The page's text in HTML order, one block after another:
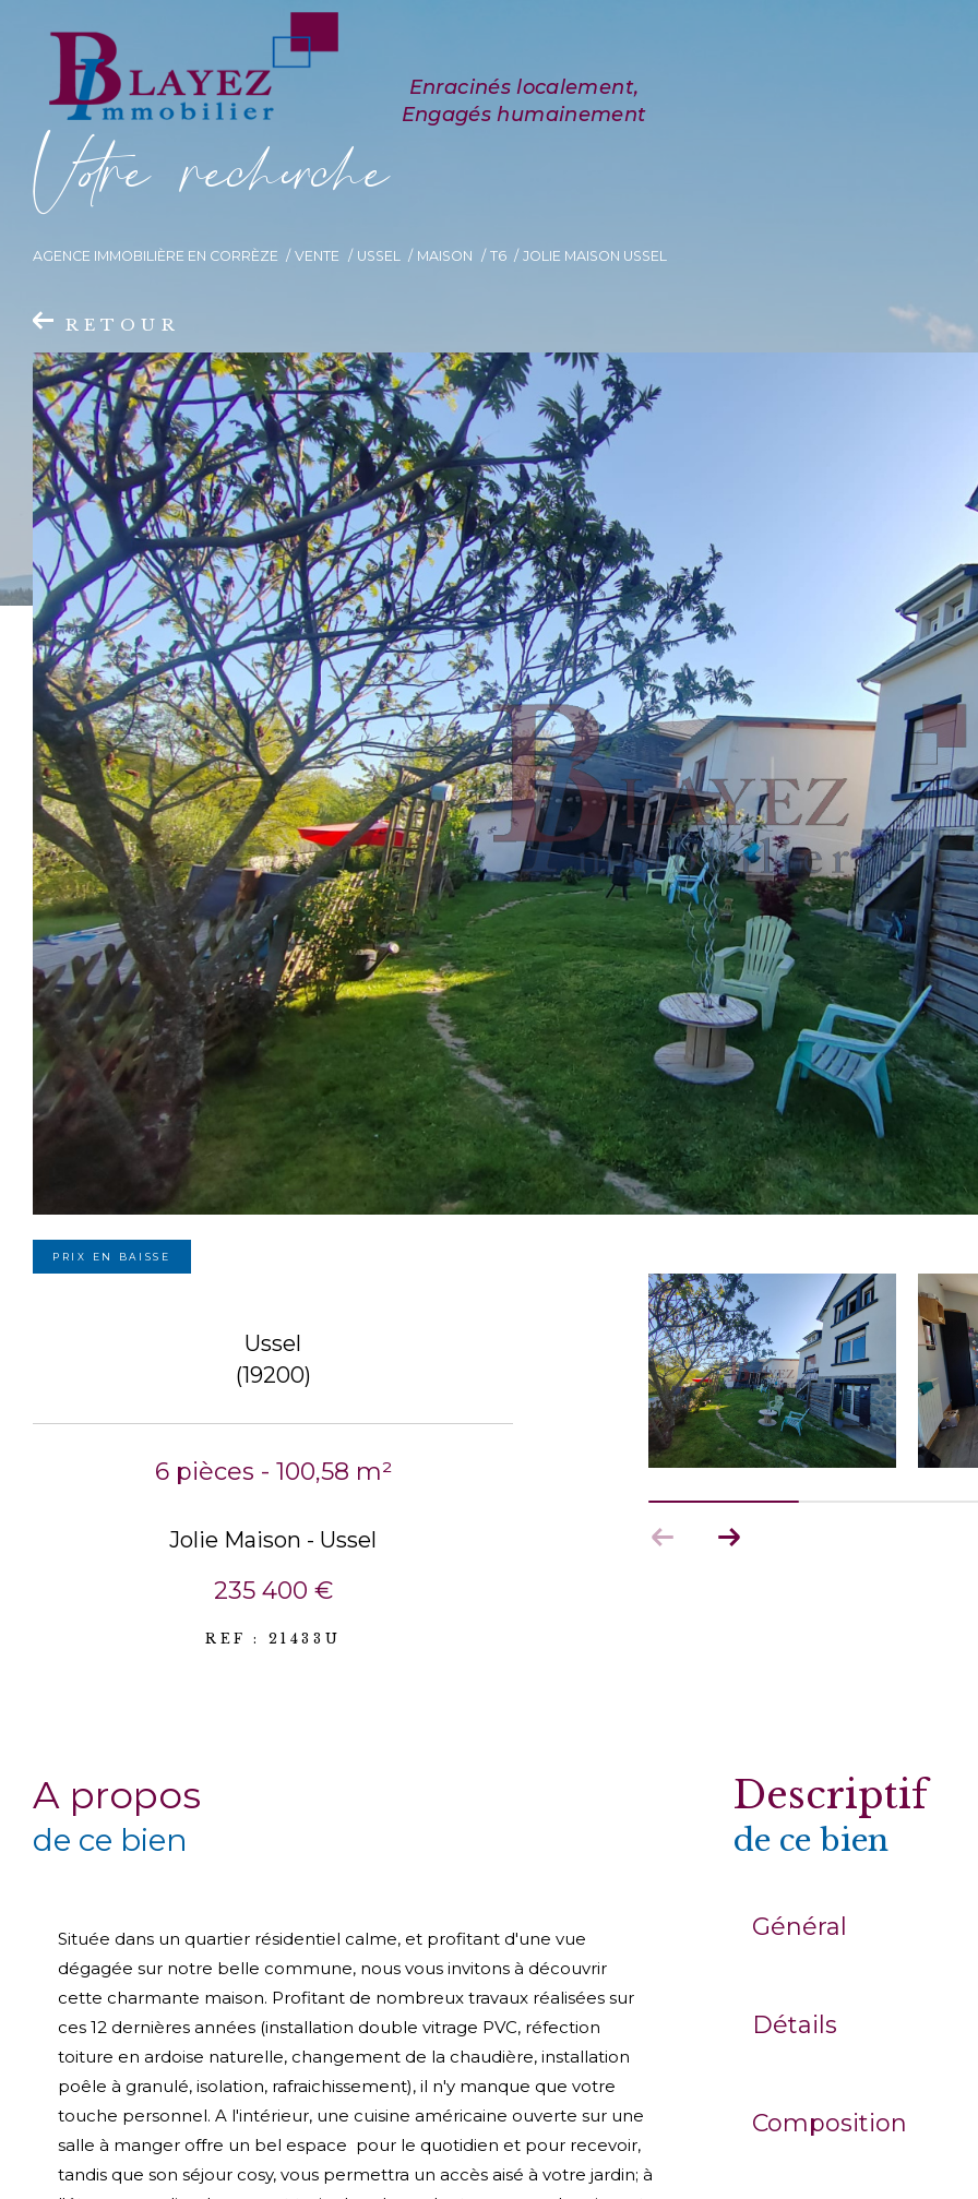
Vore recece
AGENCE IMMOBILIÈRE EN CORRÈZE VENTE USSEL MAISON T6 JOLIE MAISON USSEL
RETOUR
PRIX EN BAISSE
Ussel
(19200)
6 pièces - 100,58 m²
Jolie Maison - Ussel
235 400 €
REF : 21433U
a propos
de ce bien
Située dans un quartier résidentiel calme, et profitant d'une vue
dégagée sur notre belle commune, nous vous invitons à découvrir
cette charmante maison. Profitant de nombreux travaux réalisées sur
ces 12 dernières années (installation double vitrage PVC, réfection
toiture en ardoise naturelle, changement de la chaudière, installation
poêle à granulé, isolation, rafraichissement), il n'y manque que votre
touche personnel. A l'intérieur, une cuisine américaine ouverte sur une
salle à manger offre un bel espace pour le quotidien et pour recevoir,
tandis que son séjour cosy, vous permettra un accès aisé à votre jardin; à
descriptif
de ce bien
Général
Détails
Composition